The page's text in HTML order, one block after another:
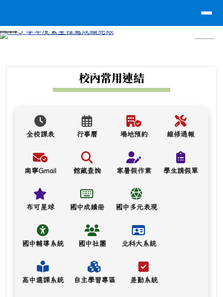
校內常用連結
全校課表 行事曆 場地預約 維修通報
南寧Gmail 館藏查詢 寒暑假作業 學生請假單
布可星球 國中成績冊 國中多元表現
國中輔導系統 國中社團 北科大系統
高中選課系統 自主學習專區 差勤系統